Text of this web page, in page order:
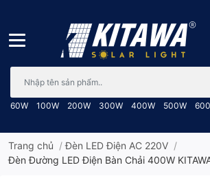
60W 100W 200W 300W 400W 500W
Trang chủ /Đèn LED Điện AC 220V /
Đèn Đường LED Điện Bàn Chải 400W